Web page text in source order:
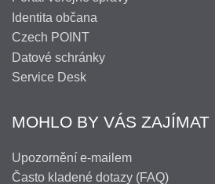
Identita občana
Czech POINT
Datové schránky
Service Desk
MOHLO BY VÁS ZAJÍMAT
Upozornění e-mailem
Často kladené dotazy (FAQ)